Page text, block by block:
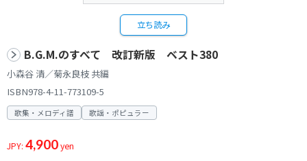
立ち読み
B.G.M.のすべて 改訂新版 ベスト380
小森谷 清／菊永良枝 共編
ISBN978-4-11-773109-5
歌集・メロディ譜 歌謡・ポピュラー
JPY: 4,900yen